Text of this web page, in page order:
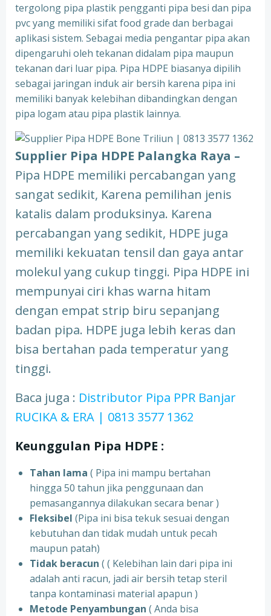
tergolong pipa plastik pengganti pipa besi dan pipa
pvc yang memiliki sifat food grade dan berbagai
aplikasi sistem. Sebagai media pengantar pipa akan
dipengaruhi oleh tekanan didalam pipa maupun
tekanan dari luar pipa. Pipa HDPE biasanya dipilih
sebagai jaringan induk air bersih karena pipa ini
memiliki banyak kelebihan dibandingkan dengan
pipa logam atau pipa plastik lainnya.
Supplier Pipa HDPE Palangka Raya –
Pipa HDPE memiliki percabangan yang
sangat sedikit, Karena pemilihan jenis
katalis dalam produksinya. Karena
percabangan yang sedikit, HDPE juga
memiliki kekuatan tensil dan gaya antar
molekul yang cukup tinggi. Pipa HDPE ini
mempunyai ciri khas warna hitam
dengan empat strip biru sepanjang
badan pipa. HDPE juga lebih keras dan
bisa bertahan pada temperatur yang
tinggi.
Baca juga : Distributor Pipa PPR Banjar
RUCIKA & ERA | 0813 3577 1362
Keunggulan Pipa HDPE :
Tahan lama ( Pipa ini mampu bertahan
hingga 50 tahun jika penggunaan dan
pemasangannya dilakukan secara benar )
Fleksibel (Pipa ini bisa tekuk sesuai dengan
kebutuhan dan tidak mudah untuk pecah
maupun patah)
Tidak beracun ( ( Kelebihan lain dari pipa ini
adalah anti racun, jadi air bersih tetap steril
tanpa kontaminasi material apapun )
Metode Penyambungan ( Anda bisa